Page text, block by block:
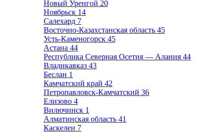
Новый Уренгой 20
Ноябрьск 14
Салехард 7
Восточно-Казахстанская область 45
Усть-Каменогорск 45
Астана 44
Республика Северная Осетия — Алания 44
Владикавказ 43
Беслан 1
Камчатский край 42
Петропавловск-Камчатский 36
Елизово 4
Вилючинск 1
Алматинская область 41
Каскелен 7